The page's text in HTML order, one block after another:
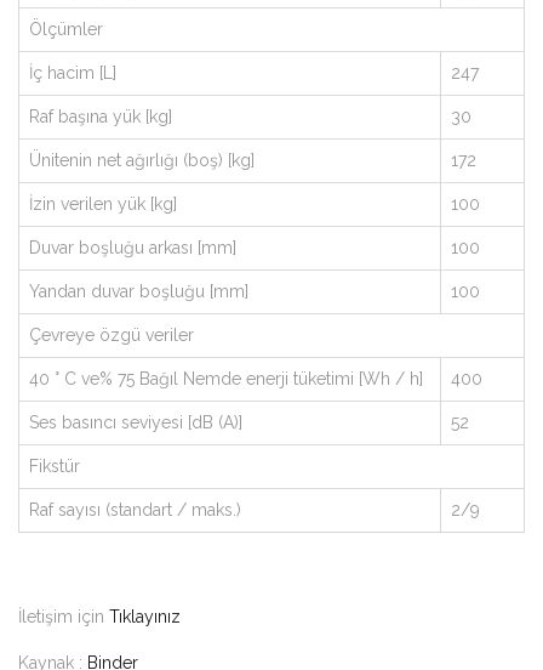
Ölçümler
İç hacim [L] 247
Raf başına yük [kg] 30
Ünitenin net ağırlığı (boş) [kg] 172
İzin verilen yük [kg] 100
Duvar boşluğu arkası [mm] 100
Yandan duvar boşluğu [mm] 100
Çevreye özgü veriler
40 ° C ve% 75 Bağıl Nemde enerji tüketimi [Wh / h] 400
Ses basıncı seviyesi [dB (A)] 52
Fikstür
Raf sayısı (standart / maks.) 2/9
İletişim için Tıklayınız
Kaynak : Binder